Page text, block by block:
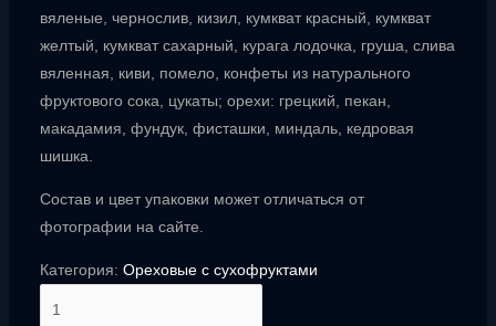
вяленые, чернослив, кизил, кумкват красный, кумкват
желтый, кумкват сахарный, курага лодочка, груша, слива
вяленная, киви, помело, конфеты из натурального
фруктового сока, цукаты; орехи: грецкий, пекан,
макадамия, фундук, фисташки, миндаль, кедровая
шишка.
Состав и цвет упаковки может отличаться от
фотографии на сайте.
Категория: Ореховые с сухофруктами